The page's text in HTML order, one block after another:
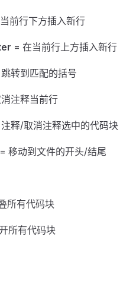
前行下方插入新行
= 在当前行上方插入新行
转到匹配的括号
注释当前行
释/取消注释选中的代码块
= 移动到文件的开头/结尾
所有代码块
所有代码块